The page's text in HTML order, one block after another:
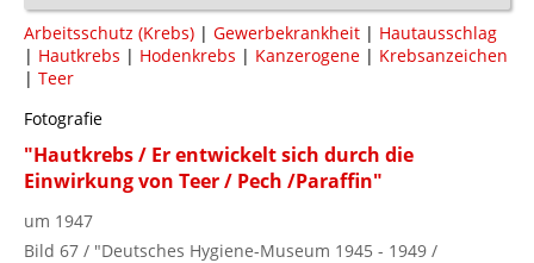
Arbeitsschutz (Krebs) | Gewerbekrankheit | Hautausschlag
| Hautkrebs | Hodenkrebs | Kanzerogene | Krebsanzeichen
| Teer
Fotografie
"Hautkrebs / Er entwickelt sich durch die
Einwirkung von Teer / Pech /Paraffin"
um 1947
Bild 67 / "Deutsches Hygiene-Museum 1945 - 1949 /